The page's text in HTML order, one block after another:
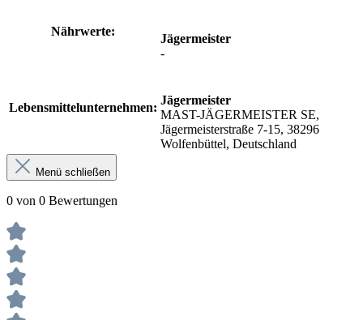
Nährwerte:
Jägermeister
-
Lebensmittelunternehmen:
Jägermeister
MAST-JÄGERMEISTER SE,
Jägermeisterstraße 7-15, 38296
Wolfenbüttel, Deutschland
Menü schließen
0 von 0 Bewertungen